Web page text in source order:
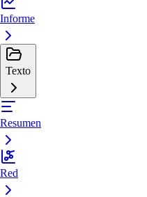
Informe
Texto
Resumen
Red